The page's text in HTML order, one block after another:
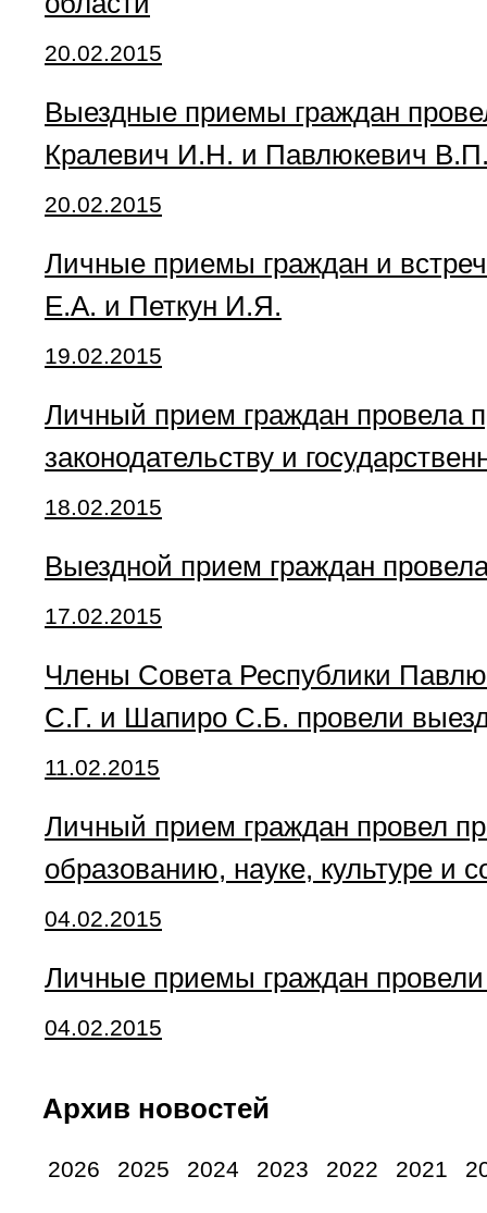
20.02.2015
Выездные приемы граждан
Кралевич И.Н. и Павлюкевич
20.02.2015
Личные приемы граждан и
Е.А. и Петкун И.Я.
19.02.2015
Личный прием граждан провела
законодательству и
18.02.2015
Выездной прием граждан
17.02.2015
Члены Совета Республики
С.Г. и Шапиро С.Б. провели
11.02.2015
Личный прием граждан провел
образованию, науке, культуре и
04.02.2015
Личные приемы граждан
04.02.2015
Архив новостей
2026 2025 2024 2023 2022 2021